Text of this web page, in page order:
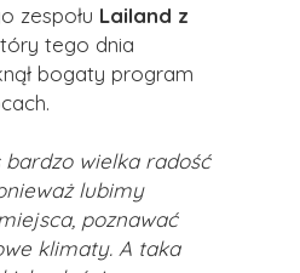
zespołu Lailand z
tego dnia
bogaty program
bardzo wielka radość
lubimy
poznawać
klimaty. A taka